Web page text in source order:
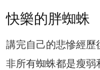
快樂的胖蜘蛛
講完自己的悲慘經歷
非所有蜘蛛都是瘦弱